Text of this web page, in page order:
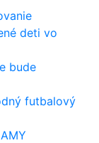
deti vo
bude
futbalový